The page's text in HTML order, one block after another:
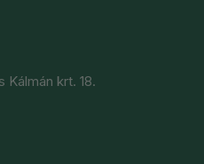
krt. 18.